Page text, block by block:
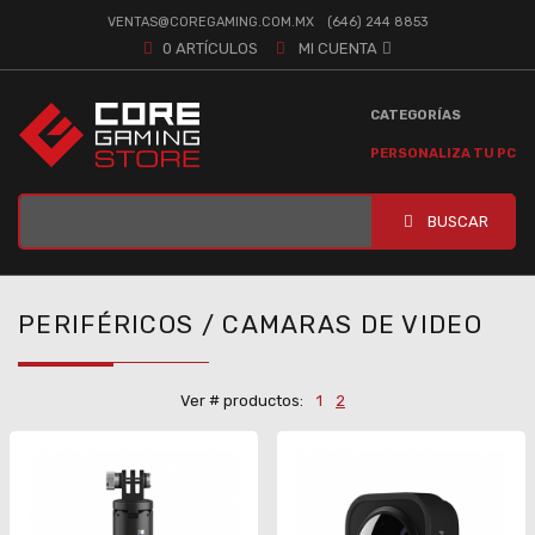
VENTAS@COREGAMING.COM.MX (646) 244 8853
0 ARTÍCULOS MI CUENTA
CATEGORÍAS
PERSONALIZA TU PC
BUSCAR
PERIFÉRICOS / CAMARAS DE VIDEO
Ver # productos: 1 2